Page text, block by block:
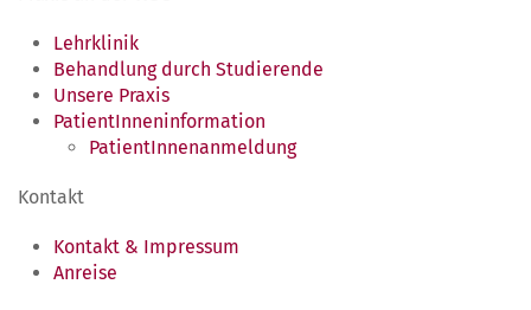
Lehrklinik
Behandlung durch Studierende
Unsere Praxis
PatientInneninformation
PatientInnenanmeldung
Kontakt
Kontakt & Impressum
Anreise